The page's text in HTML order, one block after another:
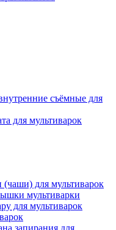
съёмные для
для мультиварок
для мультиварок
мультиварки
для мультиварок
запирания для